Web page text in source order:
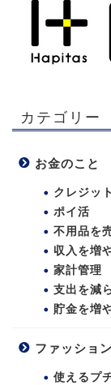
カテゴリー
お金のこと
クレジッ
ポイ活
不用品を
収入を増
家計管理
支出を減
貯金を増
ファッショ
使えるプ